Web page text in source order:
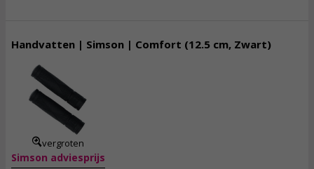
Handvatten | Simson | Comfort (12.5 cm, Zwart)
vergroten
Simson adviesprijs